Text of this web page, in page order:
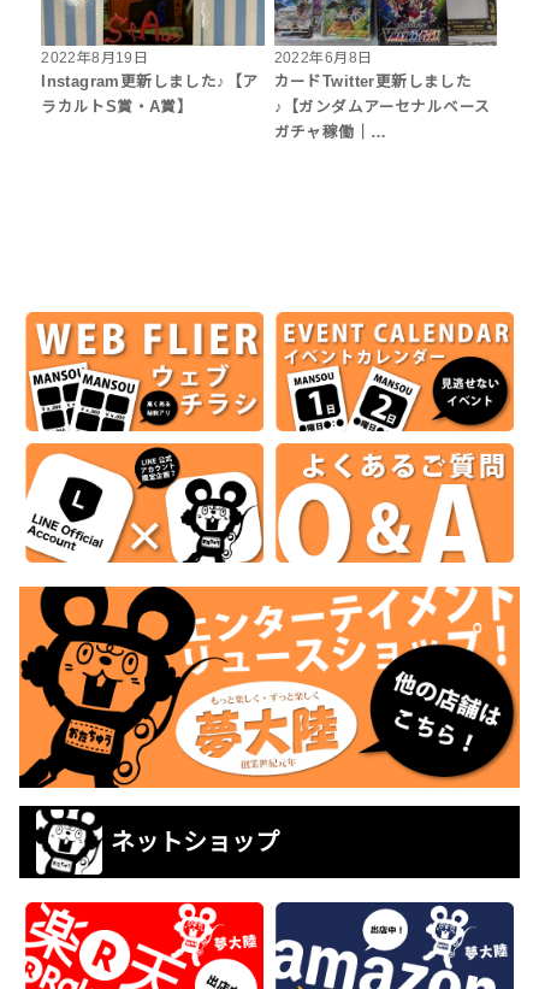
2022年8月19日
Instagram更新しました♪【ア
ラカルトS賞・A賞】
2022年6月8日
カードTwitter更新しました
♪【ガンダムアーセナルベース
ガチャ稼働｜…
ネットショップ